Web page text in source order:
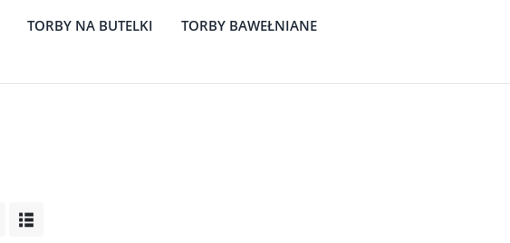
TORBY NA BUTELKI
TORBY BAWEŁNIANE